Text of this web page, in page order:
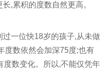
,累积的度数自然更高。
一位快18岁的孩子,从未做
度数依然会加深75度;也有
度数变化。所以,不能仅凭年